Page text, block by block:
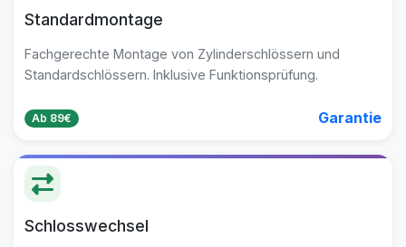
Standardmontage
Fachgerechte Montage von Zylinderschlössern und
Standardschlössern. Inklusive Funktionsprüfung.
Ab 89€ Garantie
Schlosswechsel